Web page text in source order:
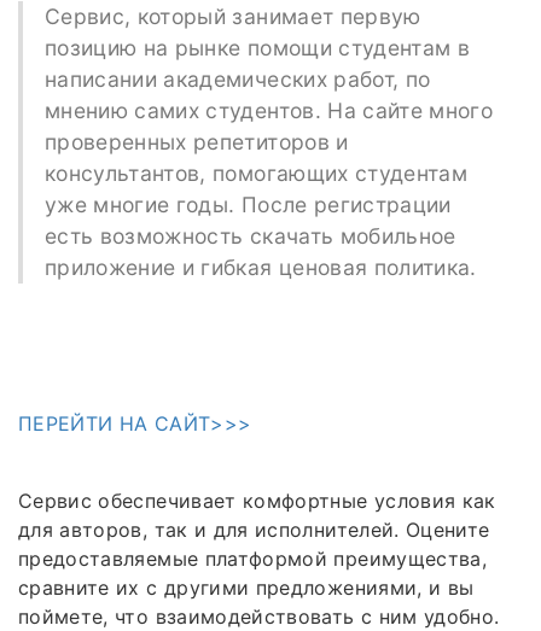
Сервис, который занимает первую
позицию на рынке помощи студентам в
написании академических работ, по
мнению самих студентов. На сайте много
проверенных репетиторов и
консультантов, помогающих студентам
уже многие годы. После регистрации
есть возможность скачать мобильное
приложение и гибкая ценовая политика.
ПЕРЕЙТИ НА САЙТ>>>
Сервис обеспечивает комфортные условия как
для авторов, так и для исполнителей. Оцените
предоставляемые платформой преимущества,
сравните их с другими предложениями, и вы
поймете, что взаимодействовать с ним удобно.